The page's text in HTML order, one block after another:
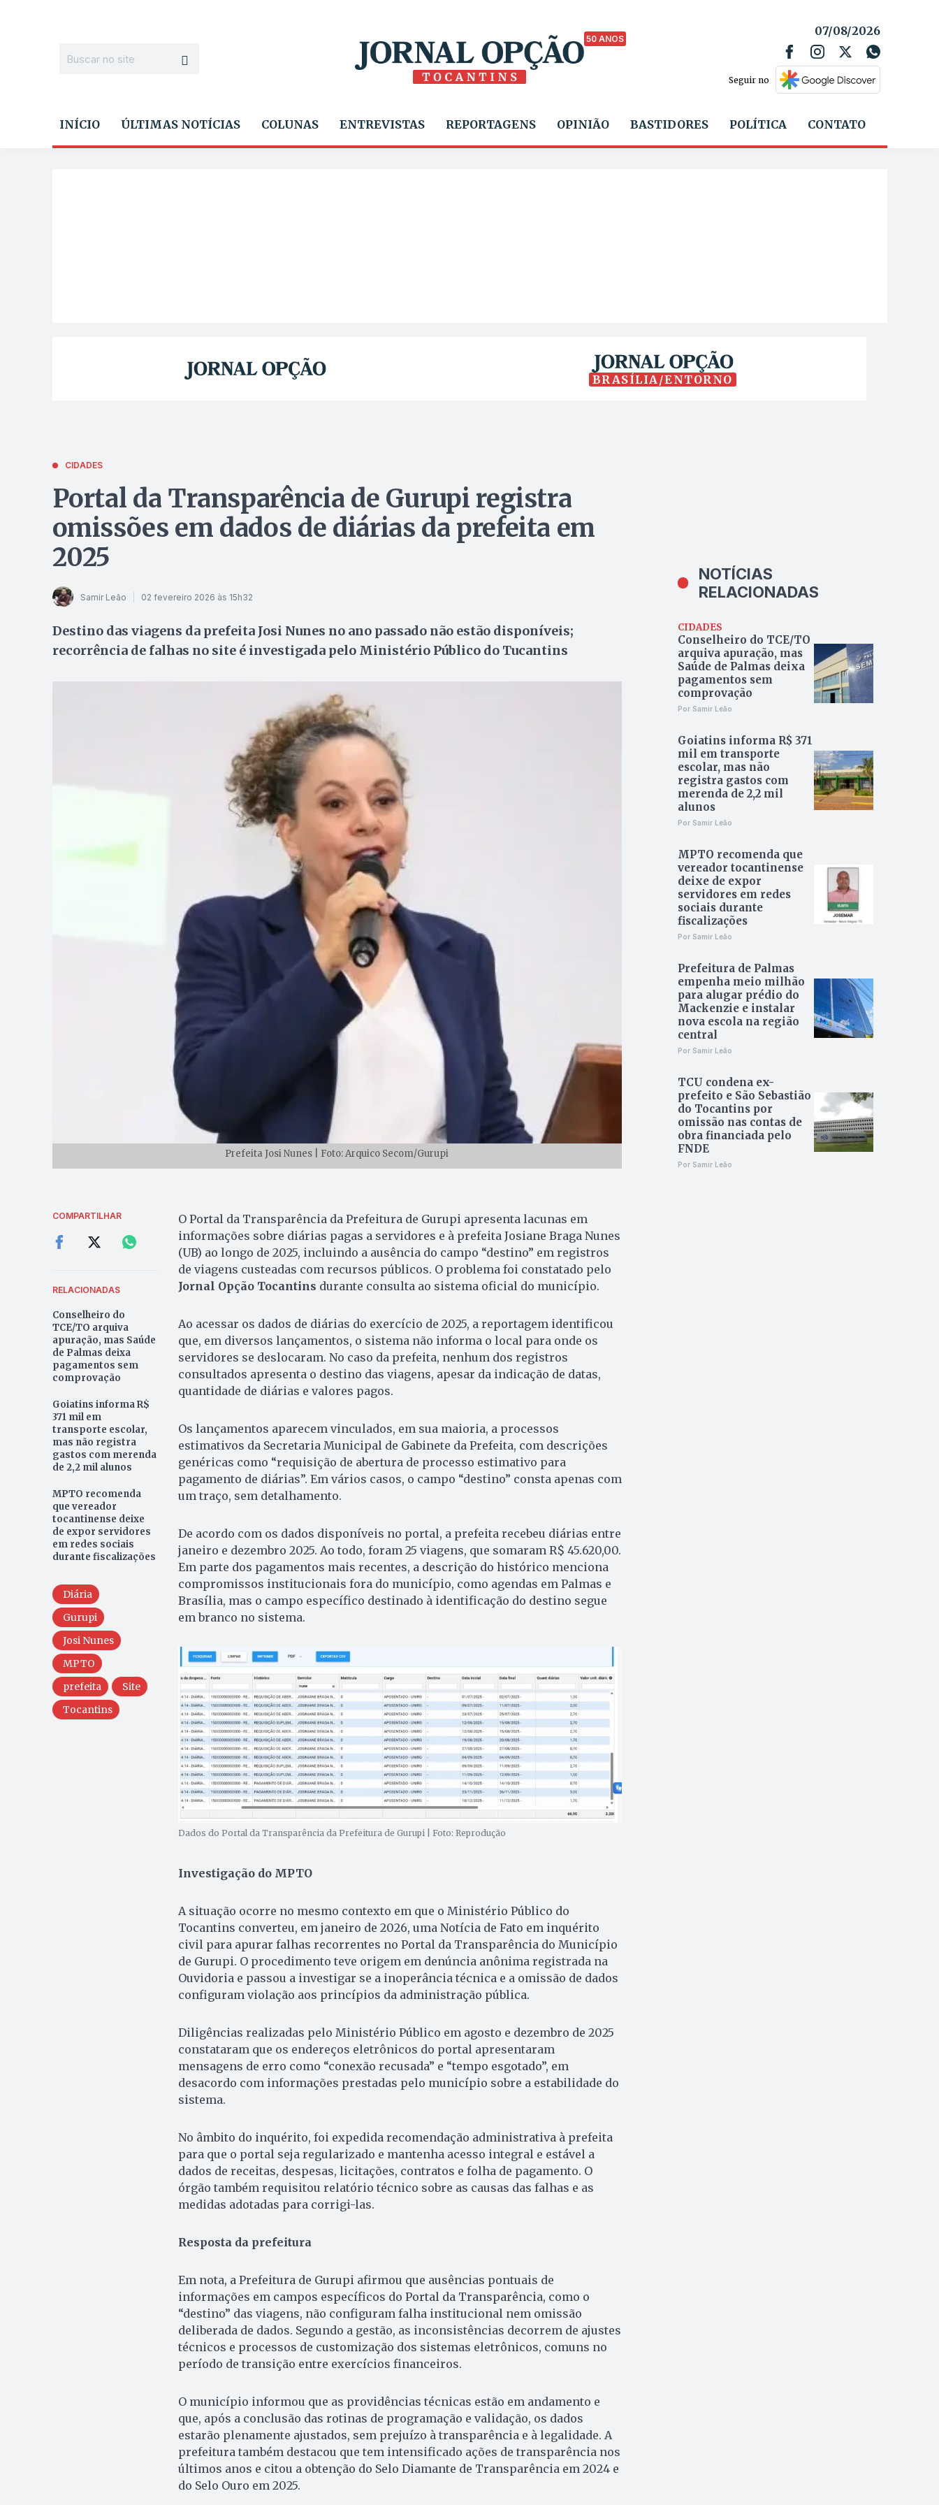
50 ANOS
07/08/2026
Seguir no
INÍCIO ÚLTIMAS NOTÍCIAS COLUNAS ENTREVISTAS REPORTAGENS OPINIÃO BASTIDORES POLÍTICA CONTATO
BRASÍLIA/ENTORNO
CIDADES
Portal da Transparência de Gurupi registra
omissões em dados de diárias da prefeita em
2025
Samir Leão 02 fevereiro 2026 às 15h32
Destino das viagens da prefeita Josi Nunes no ano passado não estão disponíveis;
recorrência de falhas no site é investigada pelo Ministério Público do Tucantins
Prefeita Josi Nunes | Foto: Arquico Secom/Gurupi
COMPARTILHAR
RELACIONADAS
Conselheiro do
TCE/TO arquiva
apuração, mas Saúde
de Palmas deixa
pagamentos sem
comprovação
Goiatins informa R$
371 mil em
transporte escolar,
mas não registra
gastos com merenda
de 2,2 mil alunos
MPTO recomenda
que vereador
tocantinense deixe
de expor servidores
em redes sociais
durante fiscalizações
Diária
Gurupi
Josi Nunes
MPTO
prefeita
Site
Tocantins
O Portal da Transparência da Prefeitura de Gurupi apresenta lacunas em
informações sobre diárias pagas a servidores e à prefeita Josiane Braga Nunes
(UB) ao longo de 2025, incluindo a ausência do campo “destino” em registros
de viagens custeadas com recursos públicos. O problema foi constatado pelo
Jornal Opção Tocantins durante consulta ao sistema oficial do município.
Ao acessar os dados de diárias do exercício de 2025, a reportagem identificou
que, em diversos lançamentos, o sistema não informa o local para onde os
servidores se deslocaram. No caso da prefeita, nenhum dos registros
consultados apresenta o destino das viagens, apesar da indicação de datas,
quantidade de diárias e valores pagos.
Os lançamentos aparecem vinculados, em sua maioria, a processos
estimativos da Secretaria Municipal de Gabinete da Prefeita, com descrições
genéricas como “requisição de abertura de processo estimativo para
pagamento de diárias”. Em vários casos, o campo “destino” consta apenas com
um traço, sem detalhamento.
De acordo com os dados disponíveis no portal, a prefeita recebeu diárias entre
janeiro e dezembro 2025. Ao todo, foram 25 viagens, que somaram R$ 45.620,00.
Em parte dos pagamentos mais recentes, a descrição do histórico menciona
compromissos institucionais fora do município, como agendas em Palmas e
Brasília, mas o campo específico destinado à identificação do destino segue
em branco no sistema.
Dados do Portal da Transparência da Prefeitura de Gurupi | Foto: Reprodução
Investigação do MPTO
A situação ocorre no mesmo contexto em que o Ministério Público do
Tocantins converteu, em janeiro de 2026, uma Notícia de Fato em inquérito
civil para apurar falhas recorrentes no Portal da Transparência do Município
de Gurupi. O procedimento teve origem em denúncia anônima registrada na
Ouvidoria e passou a investigar se a inoperância técnica e a omissão de dados
configuram violação aos princípios da administração pública.
Diligências realizadas pelo Ministério Público em agosto e dezembro de 2025
constataram que os endereços eletrônicos do portal apresentaram
mensagens de erro como “conexão recusada” e “tempo esgotado”, em
desacordo com informações prestadas pelo município sobre a estabilidade do
sistema.
No âmbito do inquérito, foi expedida recomendação administrativa à prefeita
para que o portal seja regularizado e mantenha acesso integral e estável a
dados de receitas, despesas, licitações, contratos e folha de pagamento. O
órgão também requisitou relatório técnico sobre as causas das falhas e as
medidas adotadas para corrigi-las.
Resposta da prefeitura
Em nota, a Prefeitura de Gurupi afirmou que ausências pontuais de
informações em campos específicos do Portal da Transparência, como o
“destino” das viagens, não configuram falha institucional nem omissão
deliberada de dados. Segundo a gestão, as inconsistências decorrem de ajustes
técnicos e processos de customização dos sistemas eletrônicos, comuns no
período de transição entre exercícios financeiros.
O município informou que as providências técnicas estão em andamento e
que, após a conclusão das rotinas de programação e validação, os dados
estarão plenamente ajustados, sem prejuízo à transparência e à legalidade. A
prefeitura também destacou que tem intensificado ações de transparência nos
últimos anos e citou a obtenção do Selo Diamante de Transparência em 2024 e
do Selo Ouro em 2025.
NOTÍCIAS
RELACIONADAS
CIDADES
Conselheiro do TCE/TO
arquiva apuração, mas
Saúde de Palmas deixa
pagamentos sem
comprovação
Por Samir Leão
Goiatins informa R$ 371
mil em transporte
escolar, mas não
registra gastos com
merenda de 2,2 mil
alunos
Por Samir Leão
MPTO recomenda que
vereador tocantinense
deixe de expor
servidores em redes
sociais durante
fiscalizações
Por Samir Leão
Prefeitura de Palmas
empenha meio milhão
para alugar prédio do
Mackenzie e instalar
nova escola na região
central
Por Samir Leão
TCU condena ex-
prefeito e São Sebastião
do Tocantins por
omissão nas contas de
obra financiada pelo
FNDE
Por Samir Leão